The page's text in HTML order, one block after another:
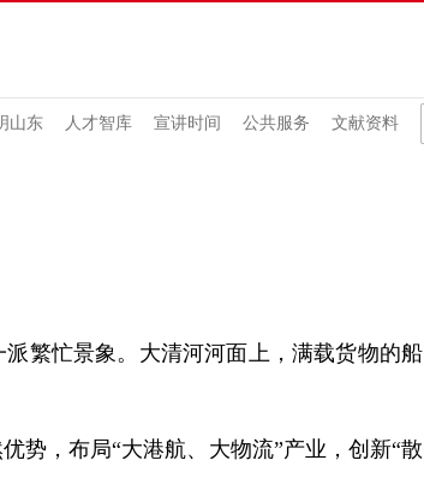
山东 人才智库 宣讲时间 公共服务 文献资料
繁忙景象。大清河河面上，满载货物的船
，布局“大港航、大物流”产业，创新“散